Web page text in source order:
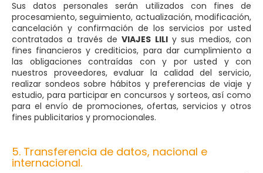
Sus datos personales serán utilizados con fines de
procesamiento, seguimiento, actualización, modificación,
cancelación y confirmación de los servicios por usted
contratados a través deVIAJES LILIy sus medios, con
fines financieros y crediticios, para dar cumplimiento a
las obligaciones contraídas con y por usted y con
nuestros proveedores, evaluar la calidad del servicio,
realizar sondeos sobre hábitos y preferencias de viaje y
estudio, para participar en concursos y sorteos, así como
para el envío de promociones, ofertas, servicios y otros
fines publicitarios y promocionales.
5. Transferencia de datos, nacional e
internacional.